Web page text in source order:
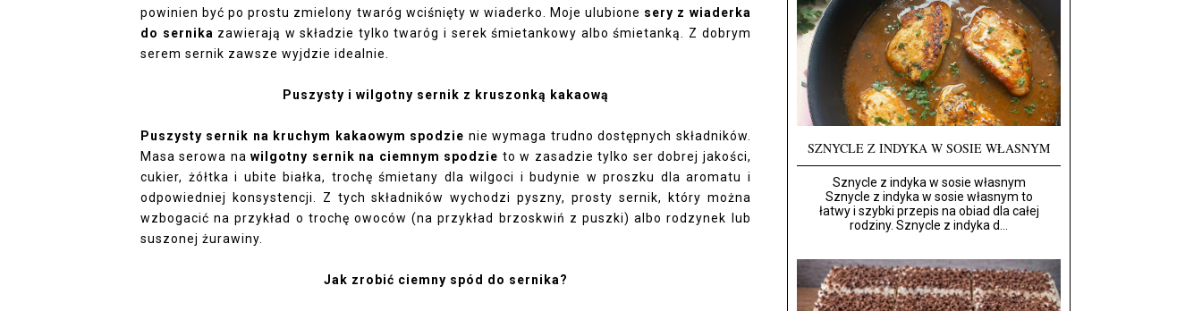
powinien być po prostu zmielony twaróg wciśnięty w wiaderko. Moje ulubione sery z wiaderka
do sernika zawierają w składzie tylko twaróg i serek śmietankowy albo śmietanką. Z dobrym
serem sernik zawsze wyjdzie idealnie.
Puszysty i wilgotny sernik z kruszonką kakaową
Puszysty sernik na kruchym kakaowym spodzie nie wymaga trudno dostępnych składników.
Masa serowa nawilgotny sernik na ciemnym spodzie to w zasadzie tylko ser dobrej jakości,
cukier, żółtka i ubite białka, trochę śmietany dla wilgoci i budynie w proszku dla aromatu i
odpowiedniej konsystencji. Z tych składników wychodzi pyszny, prosty sernik, który można
wzbogacić na przykład o trochę owoców (na przykład brzoskwiń z puszki) albo rodzynek lub
suszonej żurawiny.
Jak zrobić ciemny spód do sernika?
SZNYCLE Z INDYKA W SOSIE WŁASNYM
Sznycle z indyka w sosie własnym
Sznycle z indyka w sosie własnym to
łatwy i szybki przepis na obiad dla całej
rodziny. Sznycle z indyka d...